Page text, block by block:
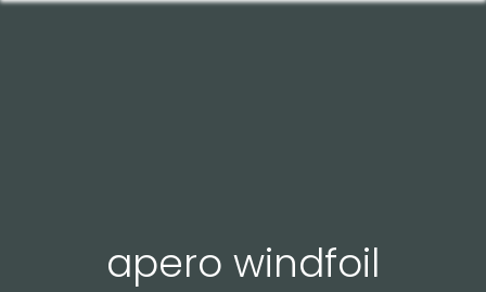
apero windfoil